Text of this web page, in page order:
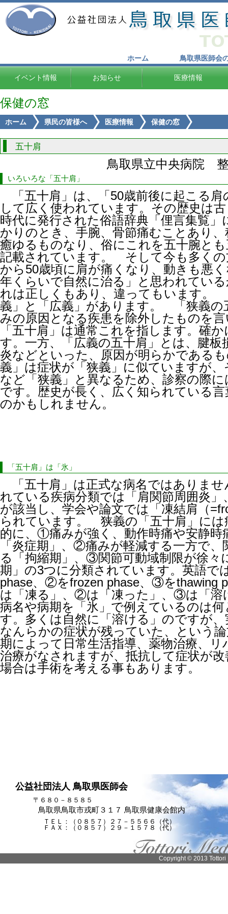
ホーム 鳥取県医師会
イベント情報 お知らせ 医療情報
保健の窓
ホーム 県民の皆様へ 医療情報 保健の窓
五十肩
鳥取県立中央病院
いろいろな「五十肩」
「五十肩」は、「50歳前後に起こる肩
して広く使われています。その歴史は
時代に発行された俗語辞典「俚言集覧」
かりのとき、手腕、骨節痛むことあり
癒ゆるものなり、俗にこれを五十腕と
記載されています。 そして今も多くの
から50歳頃に肩が痛くなり、動きも悪
年くらいで自然に治る」と思われてい
れは正しくもあり、違ってもいます。
義」と「広義」があります。 「狭義の
みの原因となる疾患を除外したものを
「五十肩」は通常これを指します。確
す。一方、「広義の五十肩」とは、腱板
炎などといった、原因が明らかである
義」は症状が「狭義」に似ていますが
など「狭義」と異なるため、診察の際
です。歴史が長く、広く知られている
のかもしれません。
「五十肩」は「氷」
「五十肩」は正式な病名ではありま
れている疾病分類では「肩関節周囲炎」
が該当し、学会や論文では「凍結肩（
られています。 狭義の「五十肩」には
的に、①痛みが強く、動作時痛や安静時
「炎症期」、②痛みが軽減する一方で
る「拘縮期」、③関節可動域制限が徐々
期」の3つに分類されています。英語で
phase、②をfrozen phase、③をthawing
は「凍る」、②は「凍った」、③は「溶
病名や病期を「氷」で例えているのは
す。多くは自然に「溶ける」のですが
なんらかの症状が残っていた、という
期によって日常生活指導、薬物治療、
治療がなされますが、抵抗して症状が
場合は手術を考える事もあります。
公益社団法人 鳥取県医師会
〒６８０－８５８５
鳥取県鳥取市戎町３１７ 鳥取県健康会館内
ＴＥＬ：（０８５７）２７－５５６６（代）
ＦＡＸ：（０８５７）２９－１５７８（代）
Copyright © 2013 Tottori